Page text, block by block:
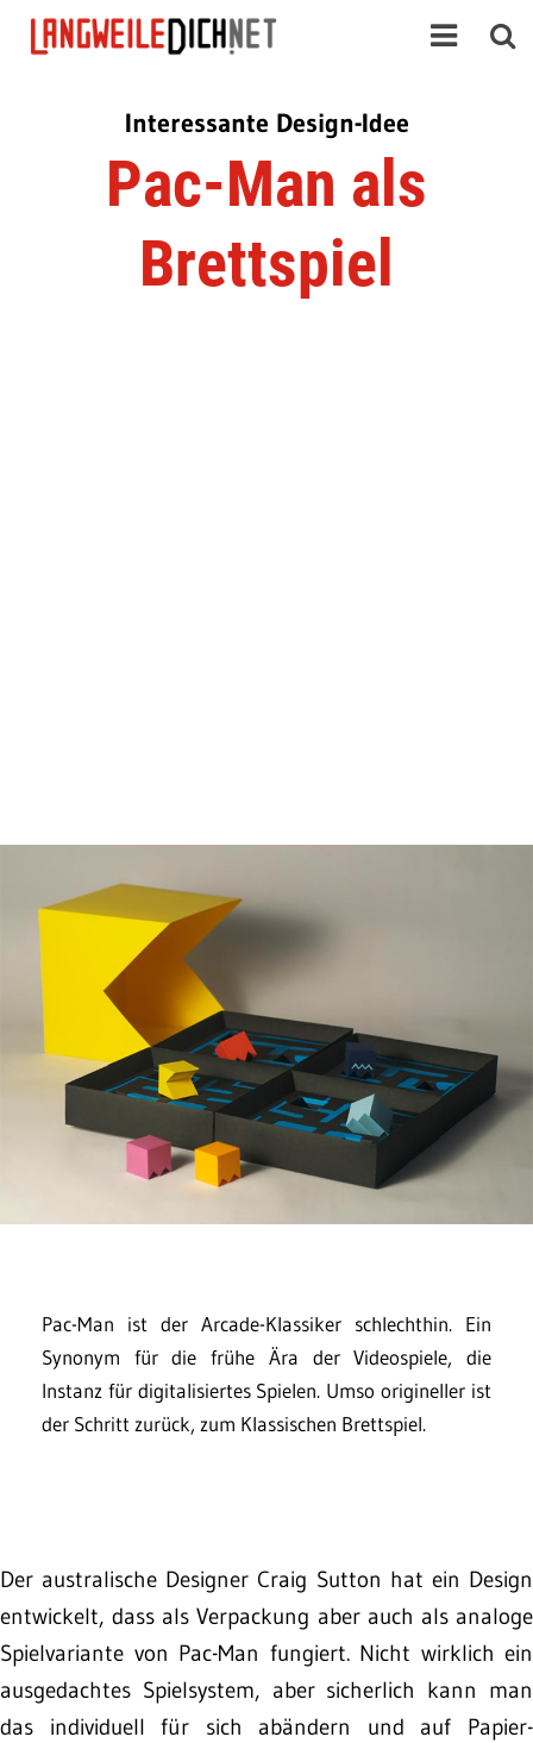
Interessante Design-Idee
Pac-Man als
Brettspiel
Pac-Man ist der Arcade-Klassiker schlechthin. Ein
Synonym für die frühe Ära der Videospiele, die
Instanz für digitalisiertes Spielen. Umso origineller ist
der Schritt zurück, zum Klassischen Brettspiel.
Der australische Designer Craig Sutton hat ein Design
entwickelt, dass als Verpackung aber auch als analoge
Spielvariante von Pac-Man fungiert. Nicht wirklich ein
ausgedachtes Spielsystem, aber sicherlich kann man
das individuell für sich abändern und auf Papier-